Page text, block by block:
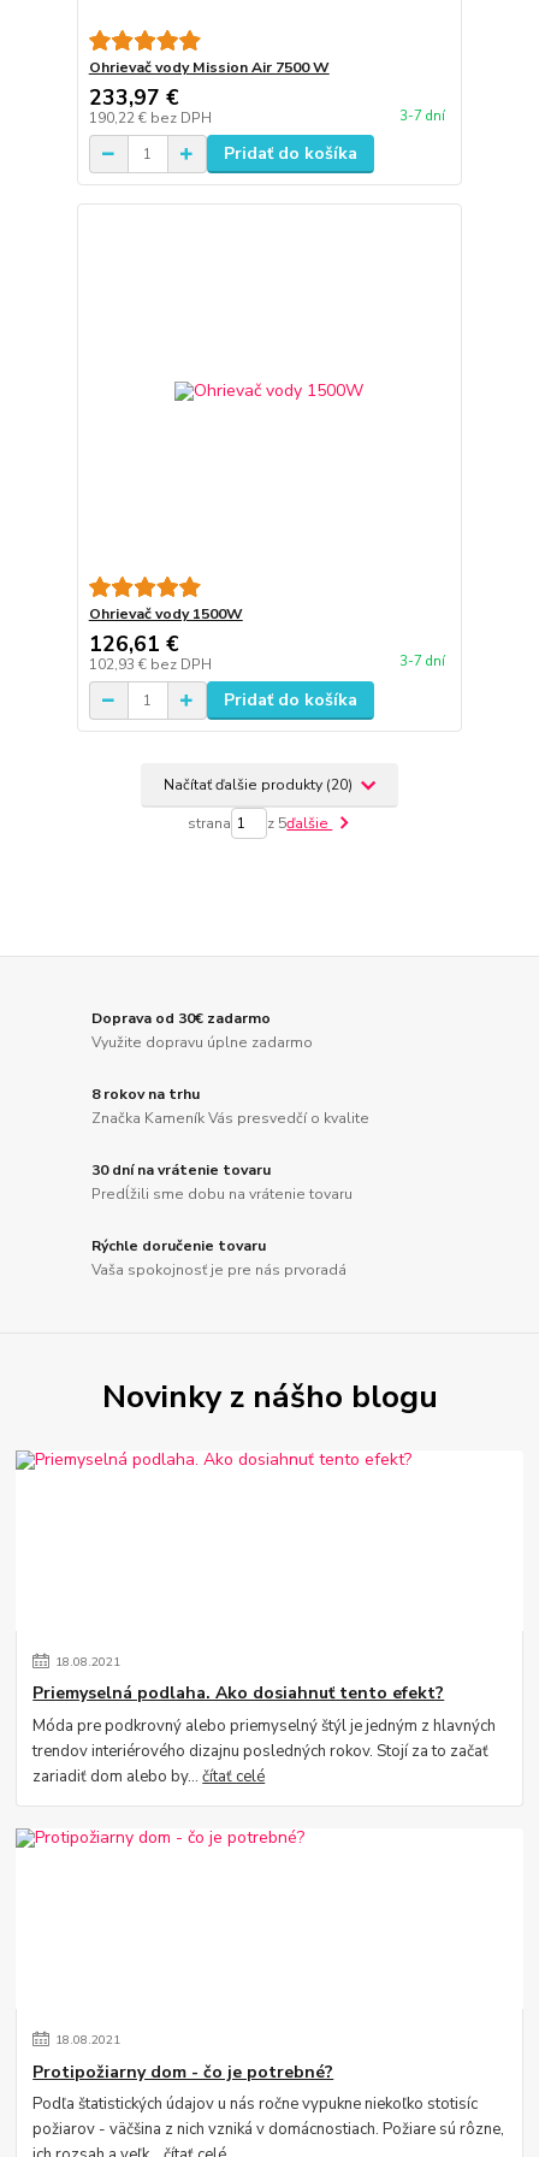
Ohrievač vody Mission Air 7500 W
233,97 €
190,22 € bez DPH 3-7 dní
Pridať do košíka
Ohrievač vody 1500W
126,61 €
102,93 € bez DPH 3-7 dní
Pridať do košíka
Načítať ďalšie produkty (20)
strana z 5ďalšie
Doprava od 30€ zadarmo
Využite dopravu úplne zadarmo
8 rokov na trhu
Značka Kameník Vás presvedčí o kvalite
30 dní na vrátenie tovaru
Predĺžili sme dobu na vrátenie tovaru
Rýchle doručenie tovaru
Vaša spokojnosť je pre nás prvoradá
Novinky z nášho blogu
18.08.2021
Priemyselná podlaha. Ako dosiahnuť tento efekt?
Móda pre podkrovný alebo priemyselný štýl je jedným z hlavných
trendov interiérového dizajnu posledných rokov. Stojí za to začať
zariadiť dom alebo by...čítať celé
18.08.2021
Protipožiarny dom - čo je potrebné?
Podľa štatistických údajov u nás ročne vypukne niekoľko stotisíc
požiarov - väčšina z nich vzniká v domácnostiach. Požiare sú rôzne,